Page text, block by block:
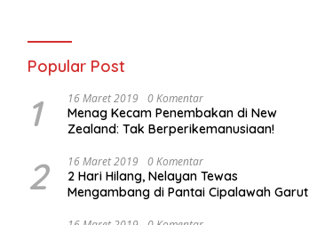
Popular Post
1 16 Maret 2019 0 Komentar
Menag Kecam Penembakan di New
Zealand: Tak Berperikemanusiaan!
2 16 Maret 2019 0 Komentar
2 Hari Hilang, Nelayan Tewas
Mengambang di Pantai Cipalawah Garut